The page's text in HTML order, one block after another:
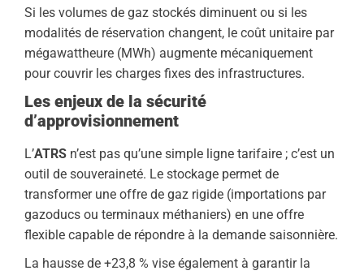
Si les volumes de gaz stockés diminuent ou si les
modalités de réservation changent, le coût unitaire par
mégawattheure (MWh) augmente mécaniquement
pour couvrir les charges fixes des infrastructures.
Les enjeux de la sécurité
d’approvisionnement
L’ATRS n’est pas qu’une simple ligne tarifaire ; c’est un
outil de souveraineté. Le stockage permet de
transformer une offre de gaz rigide (importations par
gazoducs ou terminaux méthaniers) en une offre
flexible capable de répondre à la demande saisonnière.
La hausse de +23,8 % vise également à garantir la